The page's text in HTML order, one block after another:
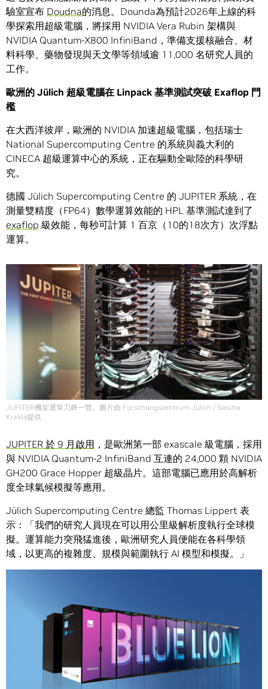
驗室宣布 Doudna的消息。Dounda為預計2026年上線的科
學探索用超級電腦，將採用 NVIDIA Vera Rubin 架構與
NVIDIA Quantum-X800 InfiniBand，準備支援核融合、材
料科學、藥物發現與天文學等領域逾 11,000 名研究人員的
工作。
歐洲的 Jülich 超級電腦在 Linpack 基準測試突破 Exaflop 門
檻
在大西洋彼岸，歐洲的 NVIDIA 加速超級電腦，包括瑞士
National Supercomputing Centre 的系統與義大利的
CINECA 超級運算中心的系統，正在驅動全歐陸的科學研
究。
德國 Jülich Supercomputing Centre 的 JUPITER 系統，在
測量雙精度（FP64）數學運算效能的 HPL 基準測試達到了
exaflop 級效能，每秒可計算 1 百京（10的18次方）次浮點
運算。
JUPITER機架運算刀鋒一覽。圖片由 Forschungszentrum Jülich / Sascha
Krekla提供
JUPITER 於 9 月啟用 ，是歐洲第一部 exascale 級電腦，採用
與 NVIDIA Quantum-2 InfiniBand 互連的 24,000 顆 NVIDIA
GH200 Grace Hopper 超級晶片。這部電腦已應用於高解析
度全球氣候模擬等應用。
Jülich Supercomputing Centre 總監 Thomas Lippert 表
示：「我們的研究人員現在可以用公里級解析度執行全球模
擬。運算能力突飛猛進後，歐洲研究人員便能在各科學領
域，以更高的複雜度、規模與範圍執行 AI 模型和模擬。」